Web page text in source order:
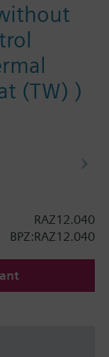
(TW) )
RAZ12.040
BPZ:RAZ12.040